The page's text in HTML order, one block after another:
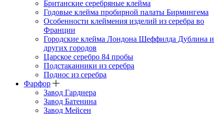
Британские серебряные клейма
Годовые клейма пробирной палаты Бирмингема
Особенности клеймения изделий из серебра во
Франции
Городские клейма Лондона Шеффилда Дублина и
других городов
Царское серебро 84 пробы
Подстаканники из серебра
Поднос из серебра
Фарфор
Завод Гарднера
Завод Батенина
Завод Мейсен